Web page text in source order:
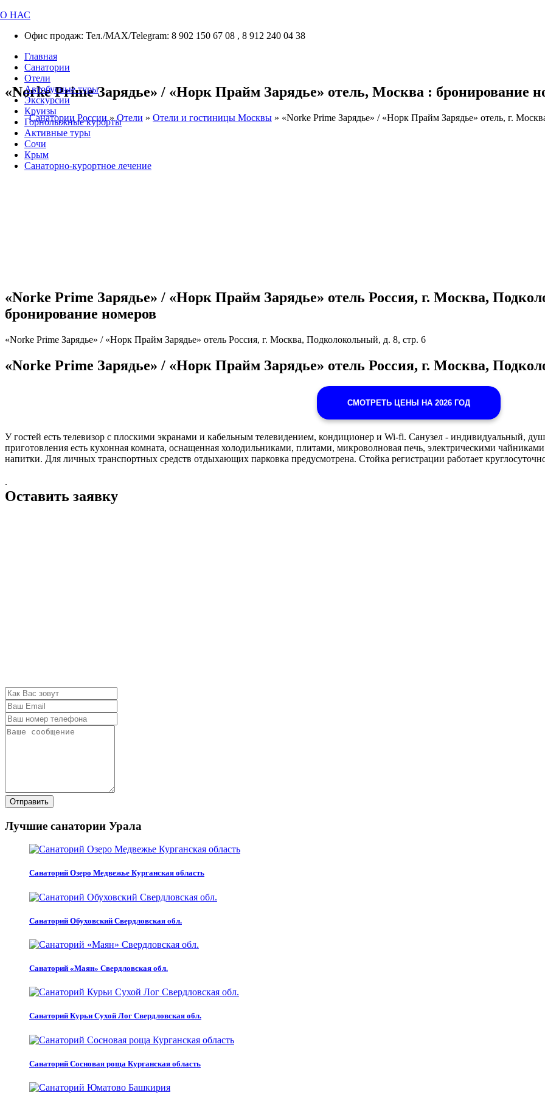
О НАС
Офис продаж: Тел./МАХ/Telegram: 8 902 150 67 08 , 8 912 240 04 38
Главная
Санатории
Отели
Автобусные туры
Экскурсии
Круизы
Горнолыжные курорты
Активные туры
Сочи
Крым
Санаторно-курортное лечение
«Norke Prime Зарядье» / «Норк Прайм Зарядье» отель, Москва : бронирование
Санатории России » Отели » Отели и гостиницы Москвы » «Norke Prime Зарядье» / «Норк Прайм Зарядье» отель, г.
«Norke Prime Зарядье» / «Норк Прайм Зарядье» отель Россия, г. Москва,
бронирование номеров
«Norke Prime Зарядье» / «Норк Прайм Зарядье» отель Россия, г. Москва, Подколокольный, д. 8, стр. 6
«Norke Prime Зарядье» / «Норк Прайм Зарядье» отель Россия, г. Москва,
СМОТРЕТЬ ЦЕНЫ НА 2026 ГОД
У гостей есть телевизор с плоскими экранами и кабельным телевидением, кондиционер и Wi-fi. Санузел - индивидуальный,
приготовления есть кухонная комната, оснащенная холодильниками, плитами, микроволновая печь, электрическими
напитки. Для личных транспортных средств отдыхающих парковка предусмотрена. Стойка регистрации работает
.
Оставить заявку
Отправить
Лучшие санатории Урала
Санаторий Озеро Медвежье Курганская область
Санаторий Обуховский Свердловская обл.
Санаторий «Маян» Свердловская обл.
Санаторий Курьи Сухой Лог Свердловская обл.
Санаторий Сосновая роща Курганская область